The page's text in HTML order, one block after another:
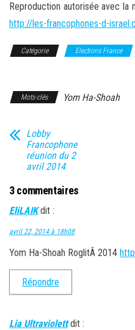
Reproduction autorisée avec
http://les-francophones-d-
Catégorie Elections France
Mots-clés Yom Ha-Shoah
Lobby
Francophone
réunion du 2
avril 2014
3 commentaires
EliLAIK dit :
avril 22, 2014 à 18h08
Yom Ha-Shoah RoglitÂ 2014
Répondre
Lia Ultraviolett dit :